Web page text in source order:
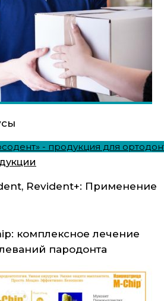
Revident+: Применение
комплексное лечение
пародонта